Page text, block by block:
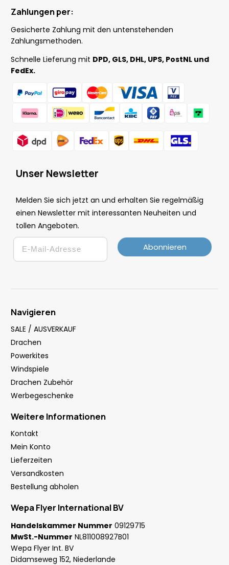
Zahlungen per:
Gesicherte Zahlung mit den untenstehenden
Zahlungsmethoden.
Schnelle Lieferung mit DPD, GLS, DHL, UPS, PostNL und
FedEx.
Unser Newsletter
Melden Sie sich jetzt an und erhalten Sie regelmäßig
einen Newsletter mit interessanten Neuheiten und
tollen Angeboten.
Email
Abonnieren
Navigieren
SALE / AUSVERKAUF
Drachen
Powerkites
Windspiele
Drachen Zubehör
Werbegeschenke
Weitere Informationen
Kontakt
Mein Konto
Lieferzeiten
Versandkosten
Bestellung abholen
Wepa Flyer International BV
Handelskammer Nummer 09129715
MwSt.-Nummer NL811008927B01
Wepa Flyer Int. BV
Didamseweg 152, Niederlande